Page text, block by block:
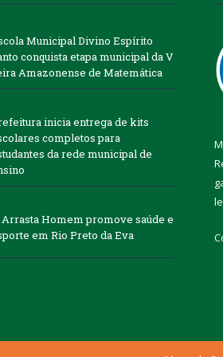
Municipal Divino Espírito
conquista etapa municipal da V
Amazonense de Matemática
inicia entrega de kits
completos para
da rede municipal de
Arrasta Homem promove saúde e
em Rio Preto da Eva